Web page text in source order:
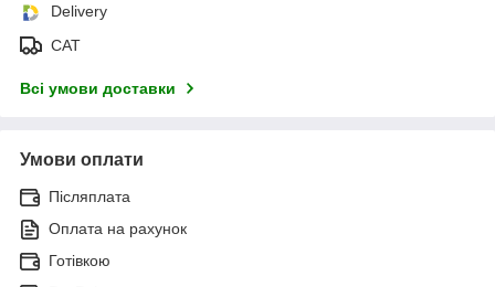
Delivery
САТ
Всі умови доставки
Умови оплати
Післяплата
Оплата на рахунок
Готівкою